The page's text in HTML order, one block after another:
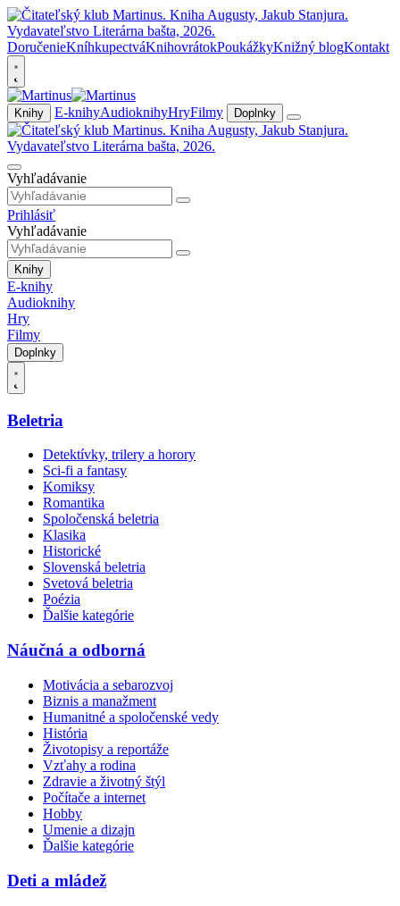
DoručenieKníhkupectváKnihovrátokPoukážkyKnižný blogKontakt
Knihy E-knihyAudioknihyHryFilmy Doplnky
Vyhľadávanie
Prihlásiť
Vyhľadávanie
Knihy
E-knihy
Audioknihy
Hry
Filmy
Doplnky
Beletria
Detektívky, trilery a horory
Sci-fi a fantasy
Komiksy
Romantika
Spoločenská beletria
Klasika
Historické
Slovenská beletria
Svetová beletria
Poézia
Ďalšie kategórie
Náučná a odborná
Motivácia a sebarozvoj
Biznis a manažment
Humanitné a spoločenské vedy
História
Životopisy a reportáže
Vzťahy a rodina
Zdravie a životný štýl
Počítače a internet
Hobby
Umenie a dizajn
Ďalšie kategórie
Deti a mládež